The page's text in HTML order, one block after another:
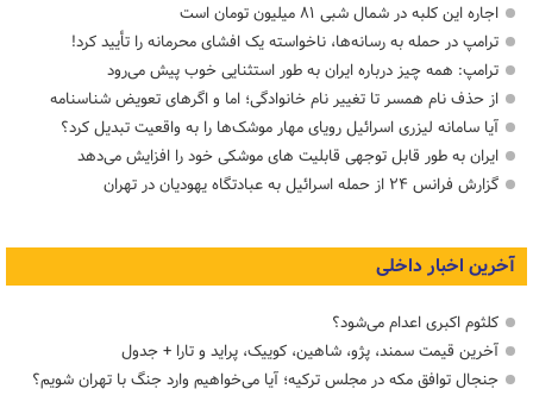
اجاره این کلبه در شمال شبی ۸۱ میلیون تومان است
ترامپ در حمله‌ به رسانه‌ها، ناخواسته یک افشای محرمانه را تأیید کرد!
ترامپ: همه چیز درباره ایران به طور استثنایی خوب پیش می‌رود
از حذف نام همسر تا تغییر نام خانوادگی؛ اما و اگرهای تعویض شناسنامه
آیا سامانه لیزری اسرائیل رویای مهار موشک‌ها را به واقعیت تبدیل کرد؟
ایران به طور قابل توجهی قابلیت های موشکی خود را افزایش می‌دهد
گزارش فرانس ۲۴ از حمله اسرائیل به عبادتگاه یهودیان در تهران
آخرین اخبار داخلی
کلثوم اکبری اعدام می‌شود؟
آخرین قیمت سمند، پژو، شاهین، کوییک، پراید و تارا + جدول
جنجال توافق مکه در مجلس ترکیه؛ آیا می‌خواهیم وارد جنگ با تهران شویم؟